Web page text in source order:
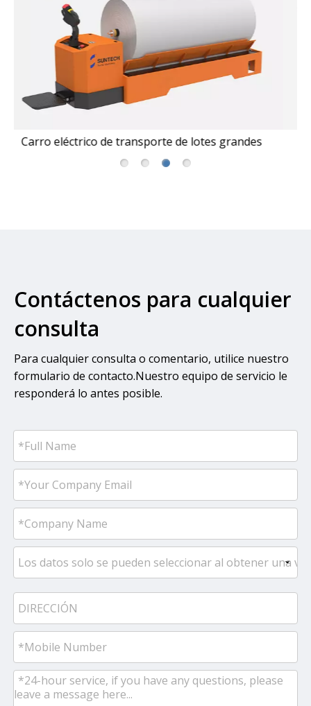
Apilador de vigas
Contáctenos para cualquier
consulta
Para cualquier consulta o comentario, utilice nuestro
formulario de contacto.Nuestro equipo de servicio le
responderá lo antes posible.